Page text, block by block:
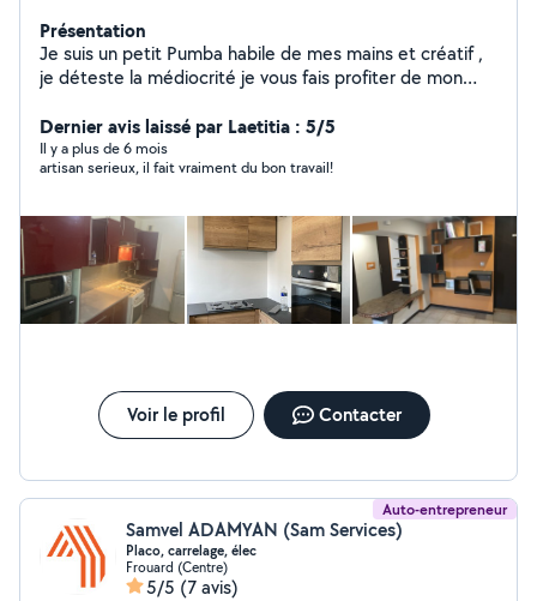
Présentation
Je suis un petit Pumba habile de mes mains et créatif ,
je déteste la médiocrité je vous fais profiter de mon
Merci
Dernier avis laissé par Laetitia : 5/5
Il y a plus de 6 mois
artisan serieux, il fait vraiment du bon travail!
Voir le profil Contacter
Auto-entrepreneur
Samvel ADAMYAN (Sam Services)
Placo, carrelage, élec
Frouard (Centre)
5/5 (7 avis)